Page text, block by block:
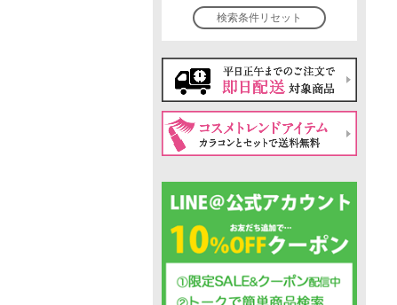
検索条件リセット